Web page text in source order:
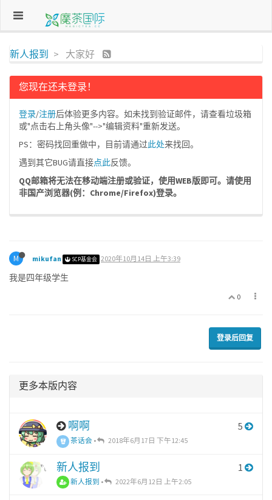
新人报到 大家好
您现在还未登录！
登录/注册后体验更多内容。如未找到验证邮件，请查看垃圾箱
或"点击右上角头像"-->"编辑资料"重新发送。
PS：密码找回重做中，目前请通过此处来找回。
遇到其它BUG请直接点此反馈。
QQ邮箱将无法在移动端注册或验证，使用WEB版即可。请使用
非国产浏览器(例：Chrome/Firefox)登录。
M mikufan SCP基金会 2020年10月14日 上午3:39
我是四年级学生
0
登录后回复
更多本版内容
啊啊
茶话会 • 2018年6月17日 下午12:45
5
新人报到
新人报到 • 2022年6月12日 上午2:05
1